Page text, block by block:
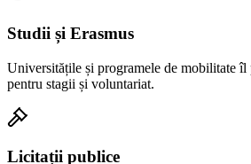
Studii și Erasmus
Universitățile și programele de mobilitate îl
pentru stagii și voluntariat.
Licitații publice